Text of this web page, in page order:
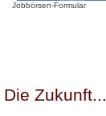
Jobbörsen-Formular
Die Zukunft...